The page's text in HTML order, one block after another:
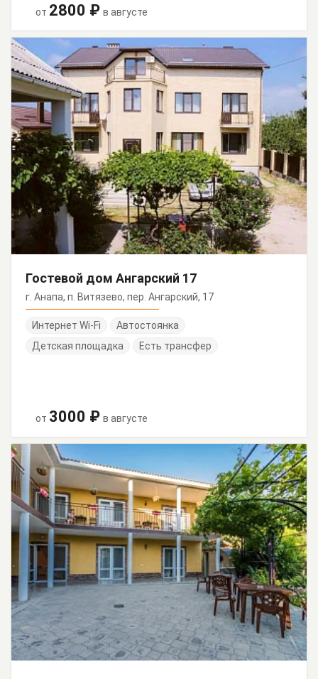
от 2800 ₽ в августе
Гостевой дом Ангарский 17
г. Анапа, п. Витязево, пер. Ангарский, 17
Интернет Wi-Fi
Автостоянка
Детская площадка
Есть трансфер
от 3000 ₽ в августе